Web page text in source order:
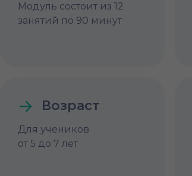
Модуль состоит из 12
занятий по 90 минут
Возраст
Для учеников
от 5 до 7 лет